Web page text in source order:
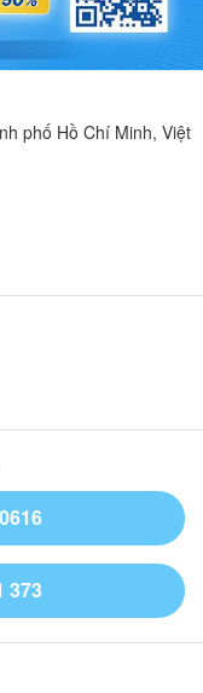
phố Hồ Chí Minh, Việt
373